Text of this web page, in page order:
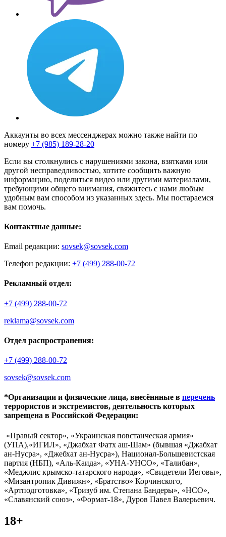
Аккаунты во всех мессенджерах можно также найти по
номеру +7 (985) 189-28-20
Если вы столкнулись с нарушениями закона, взятками или
другой несправедливостью, хотите сообщить важную
информацию, поделиться видео или другими материалами,
требующими общего внимания, свяжитесь с нами любым
удобным вам способом из указанных здесь. Мы постараемся
вам помочь.
Контактные данные:
Email редакции: sovsek@sovsek.com
Телефон редакции: +7 (499) 288-00-72
Рекламный отдел:
+7 (499) 288-00-72
reklama@sovsek.com
Отдел распространения:
+7 (499) 288-00-72
sovsek@sovsek.com
*Организации и физические лица, внесённные в перечень
террористов и экстремистов, деятельность которых
запрещена в Российской Федерации:
«Правый сектор», «Украинская повстанческая армия»
(УПА),«ИГИЛ», «Джабхат Фатх аш-Шам» (бывшая «Джабхат
ан-Нусра», «Джебхат ан-Нусра»), Национал-Большевистская
партия (НБП), «Аль-Каида», «УНА-УНСО», «Талибан»,
«Меджлис крымско-татарского народа», «Свидетели Иеговы»,
«Мизантропик Дивижн», «Братство» Корчинского,
«Артподготовка», «Тризуб им. Степана Бандеры», «НСО»,
«Славянский союз», «Формат-18», Дуров Павел Валерьевич.
18+